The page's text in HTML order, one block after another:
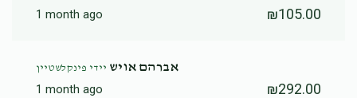
1 month ago ₪105.00
אברהם אויש יידי פינקלשטיין
1 month ago ₪292.00